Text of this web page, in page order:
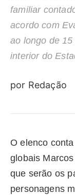
familiar
acordo com
ao longo de
interior do
por Redação
O elenco
globais
que serão os
personagens